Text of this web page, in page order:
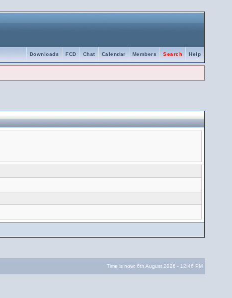
Help
Search
Members
Calendar
Chat
FCD
Downloads
Time is now: 6th August 2026 - 12:46 PM